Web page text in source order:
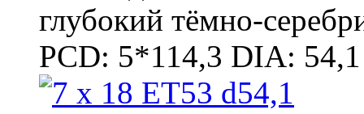
глубокий тёмно-
PCD: 5*114,3 DIA: 54,1